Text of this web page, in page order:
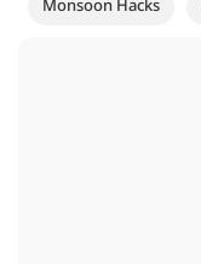
Monsoon Hacks